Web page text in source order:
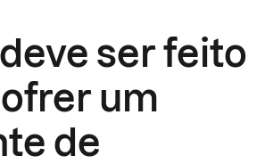
ser feito
um
de